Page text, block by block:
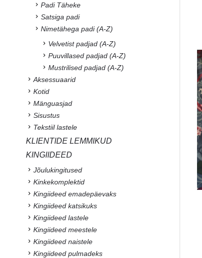
Padi Täheke
Satsiga padi
Nimetähega padi (A-Z)
Velvetist padjad (A-Z)
Puuvillased padjad (A-Z)
Mustrilised padjad (A-Z)
Aksessuaarid
Kotid
Mänguasjad
Sisustus
Tekstiil lastele
KLIENTIDE LEMMIKUD
KINGIIDEED
Jõulukingitused
Kinkekomplektid
Kingiideed emadepäevaks
Kingiideed katsikuks
Kingiideed lastele
Kingiideed meestele
Kingiideed naistele
Kingiideed pulmadeks